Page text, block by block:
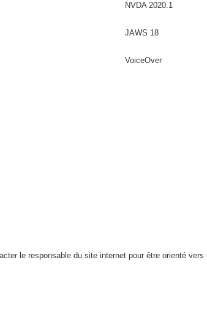
NVDA 2020.1
JAWS 18
VoiceOver
le responsable du site internet pour être orienté